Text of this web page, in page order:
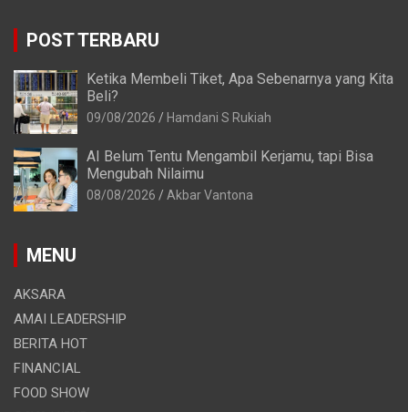
POST TERBARU
Ketika Membeli Tiket, Apa Sebenarnya yang Kita
Beli?
09/08/2026 Hamdani S Rukiah
AI Belum Tentu Mengambil Kerjamu, tapi Bisa
Mengubah Nilaimu
08/08/2026 Akbar Vantona
MENU
AKSARA
AMAI LEADERSHIP
BERITA HOT
FINANCIAL
FOOD SHOW